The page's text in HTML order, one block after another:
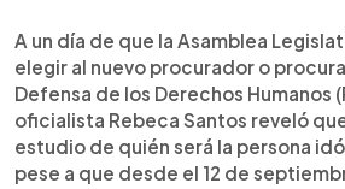
► Escuchar artículo
A un día de que la Asamblea
elegir al nuevo procurador o
Defensa de los Derechos Humanos
oficialista Rebeca Santos reveló
estudio de quién será la persona
pese a que desde el 12 de